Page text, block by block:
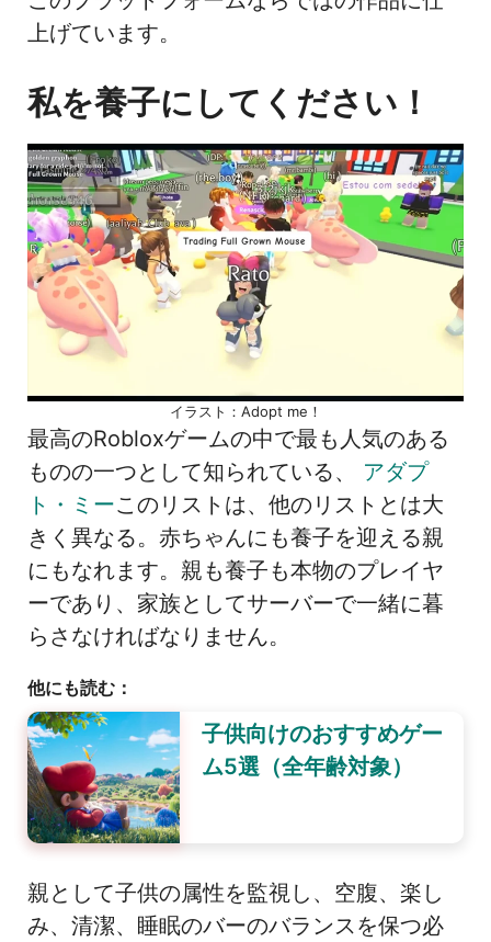
上げています。
私を養子にしてください！
イラスト：Adopt me！
最高のRobloxゲームの中で最も人気のある
ものの一つとして知られている、 アダプ
ト・ミーこのリストは、他のリストとは大
きく異なる。赤ちゃんにも養子を迎える親
にもなれます。親も養子も本物のプレイヤ
ーであり、家族としてサーバーで一緒に暮
らさなければなりません。
他にも読む：
子供向けのおすすめゲー
ム5選（全年齢対象）
親として子供の属性を監視し、空腹、楽し
み、清潔、睡眠のバーのバランスを保つ必